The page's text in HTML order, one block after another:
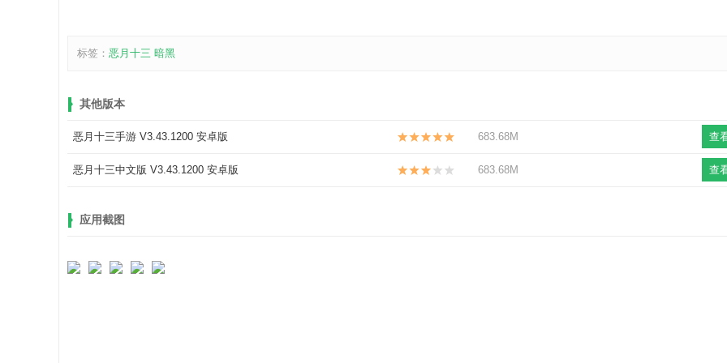
标签： ​​​​​​​恶月十三 暗黑
其他版本
查
恶月十三手游 V3.43.1200 安卓版 683.68M
查
恶月十三中文版 V3.43.1200 安卓版 683.68M
应用截图